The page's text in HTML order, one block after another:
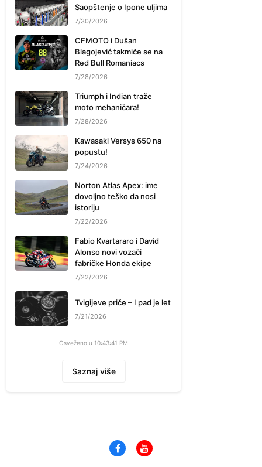
Saopštenje o Ipone uljima
7/30/2026
CFMOTO i Dušan
Blagojević takmiče se na
Red Bull Romaniacs
7/28/2026
Triumph i Indian traže
moto mehaničara!
7/28/2026
Kawasaki Versys 650 na
popustu!
7/24/2026
Norton Atlas Apex: ime
dovoljno teško da nosi
istoriju
7/22/2026
Fabio Kvartararo i David
Alonso novi vozači
fabričke Honda ekipe
7/22/2026
Tvigijeve priče – I pad je let
7/21/2026
Osveženo u 10:43:41 PM
Saznaj više